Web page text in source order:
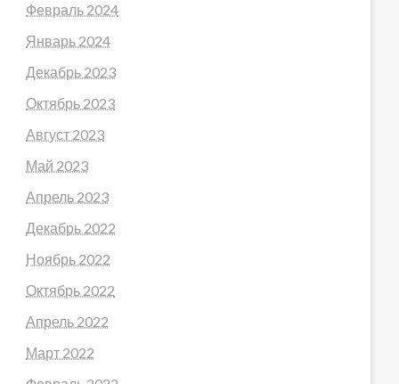
Февраль 2024
Январь 2024
Декабрь 2023
Октябрь 2023
Август 2023
Май 2023
Апрель 2023
Декабрь 2022
Ноябрь 2022
Октябрь 2022
Апрель 2022
Март 2022